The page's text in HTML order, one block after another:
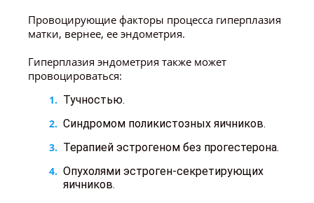
Провоцирующие факторы процесса гиперплазия
матки, вернее, ее эндометрия.
Гиперплазия эндометрия также может
провоцироваться:
Тучностью.
Синдромом поликистозных яичников.
Терапией эстрогеном без прогестерона.
Опухолями эстроген-секретирующих
яичников.